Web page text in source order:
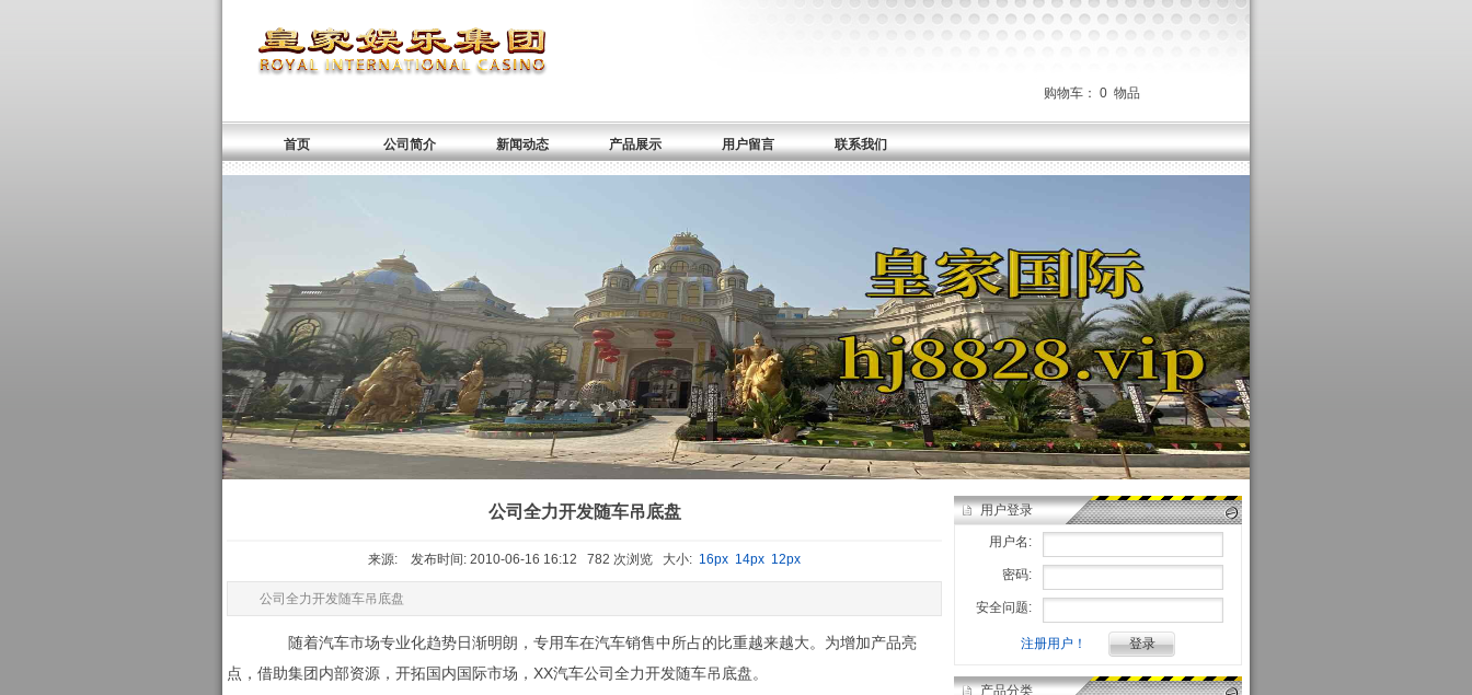
购物车： 0 物品
首页 公司简介 新闻动态 产品展示 用户留言 联系我们
公司全力开发随车吊底盘
来源: 发布时间: 2010-06-16 16:12 782 次浏览 大小: 16px 14px 12px
公司全力开发随车吊底盘
随着汽车市场专业化趋势日渐明朗，专用车在汽车销售中所占的比重越来越大。为增加产品亮
点，借助集团内部资源，开拓国内国际市场，XX汽车公司全力开发随车吊底盘。
用户登录
用户名:
密码:
安全问题:
注册用户！
产品分类